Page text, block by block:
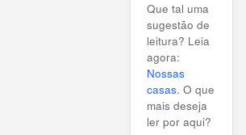
Que tal uma
sugestão de
leitura? Leia
agora:
Nossas
casas. O que
mais deseja
ler por aqui?